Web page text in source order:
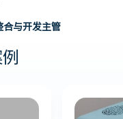
合与开发主管